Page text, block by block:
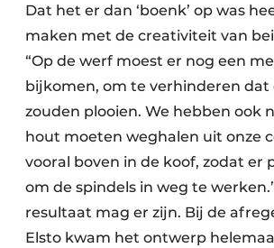
Dat het er dan ‘boenk’ op was
maken met de creativiteit van
“Op de werf moest er nog een
bijkomen, om te verhinderen dat
zouden plooien. We hebben ook
hout moeten weghalen uit onze
vooral boven in de koof, zodat er
om de spindels in weg te
resultaat mag er zijn. Bij de
Elsto kwam het ontwerp